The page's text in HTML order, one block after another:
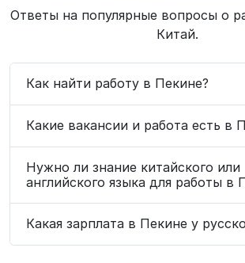
Ответы на популярные вопросы о
Китай.
Как найти работу в Пекине?
Какие вакансии и работа есть в
Нужно ли знание китайского или
английского языка для работы в
Какая зарплата в Пекине у